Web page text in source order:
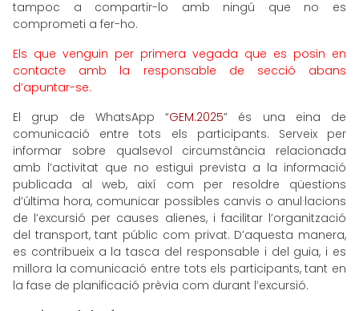
tampoc a compartir-lo amb ningú que no es
comprometi a fer-ho.
Els que venguin per primera vegada que es posin en
contacte amb la responsable de secció abans
d’apuntar-se.
El grup de WhatsApp “GEM.2025” és una eina de
comunicació entre tots els participants. Serveix per
informar sobre qualsevol circumstància relacionada
amb l’activitat que no estigui prevista a la informació
publicada al web, així com per resoldre qüestions
d’última hora, comunicar possibles canvis o anul·lacions
de l’excursió per causes alienes, i facilitar l’organització
del transport, tant públic com privat. D’aquesta manera,
es contribueix a la tasca del responsable i del guia, i es
millora la comunicació entre tots els participants, tant en
la fase de planificació prèvia com durant l’excursió.